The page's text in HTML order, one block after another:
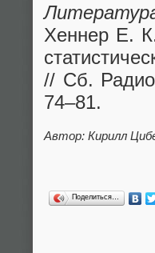
Хеннер Е.
// Сб.
74–81.
Автор: Кирилл
Поделиться…